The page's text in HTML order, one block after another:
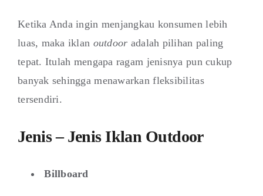
Ketika Anda ingin menjangkau konsumen lebih
luas, maka iklan outdoor adalah pilihan paling
tepat. Itulah mengapa ragam jenisnya pun cukup
banyak sehingga menawarkan fleksibilitas
tersendiri.
Jenis – Jenis Iklan Outdoor
Billboard